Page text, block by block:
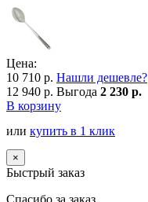
Цена:
10 710 р. Нашли дешевле?
12 940 р. Выгода 2 230 р.
В корзину
или купить в 1 клик
×
Быстрый заказ
Спасибо за заказ.